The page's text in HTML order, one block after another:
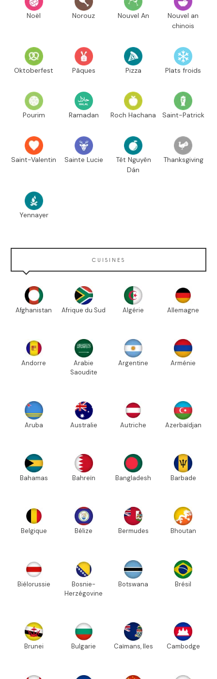
Noël Norouz Nouvel An
Nouvel an
chinois
Oktoberfest Pâques Pizza Plats froids
Pourim Ramadan Roch Hachana Saint-Patrick
Saint-Valentin Sainte Lucie
Têt Nguyên
Dán
Thanksgiving
Yennayer
CUISINES
Afghanistan Afrique du Sud Algérie Allemagne
Andorre
Arabie
Saoudite
Argentine Arménie
Aruba Australie Autriche Azerbaïdjan
Bahamas Bahreïn Bangladesh Barbade
Belgique Bélize Bermudes Bhoutan
Biélorussie
Bosnie-
Herzégovine
Botswana Brésil
Brunei Bulgarie Caïmans, Iles Cambodge